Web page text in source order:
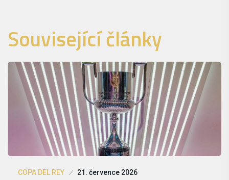
Související články
COPA DEL REY 21. července 2026